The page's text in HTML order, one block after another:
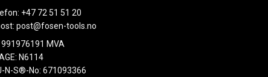
+47 72 51 51 20
post@fosen-tools.no
991976191 MVA
N6114
N-S®-No: 671093366